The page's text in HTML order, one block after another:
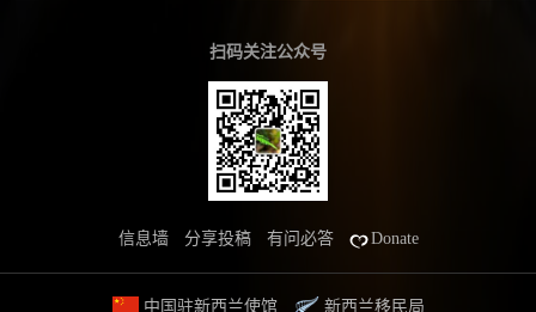
扫码关注公众号
信息墙 分享投稿 有问必答 Donate
中国驻新西兰使馆 新西兰移民局